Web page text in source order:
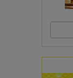
WIN STARS ほしぞら
リー 【6個入りBO